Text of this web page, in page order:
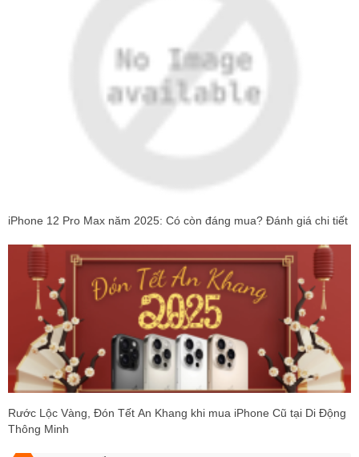
iPhone 12 Pro Max năm 2025: Có còn đáng mua? Đánh giá chi tiết
Rước Lộc Vàng, Đón Tết An Khang khi mua iPhone Cũ tại Di Động
Thông Minh